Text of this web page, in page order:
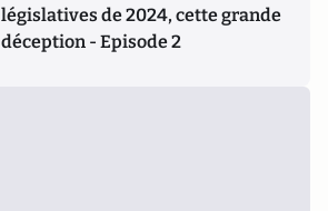
législatives de 2024, cette grande
déception - Episode 2